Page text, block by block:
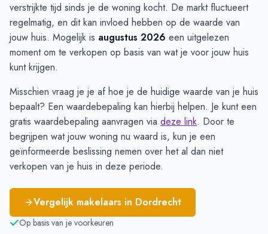
verstrijkte tijd sinds je de woning kocht. De markt fluctueert
regelmatig, en dit kan invloed hebben op de waarde van
jouw huis. Mogelijk is augustus 2026 een uitgelezen
moment om te verkopen op basis van wat je voor jouw huis
kunt krijgen.
Misschien vraag je je af hoe je de huidige waarde van je huis
bepaalt? Een waardebepaling kan hierbij helpen. Je kunt een
gratis waardebepaling aanvragen via deze link. Door te
begrijpen wat jouw woning nu waard is, kun je een
geïnformeerde beslissing nemen over het al dan niet
verkopen van je huis in deze periode.
Vergelijk makelaars in Dordrecht
Op basis van je voorkeuren